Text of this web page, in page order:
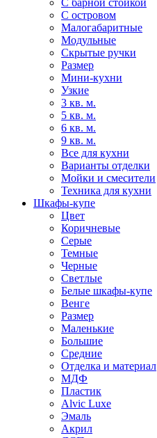
С барной стойкой
С островом
Малогабаритные
Модульные
Скрытые ручки
Размер
Мини-кухни
Узкие
3 кв. м.
5 кв. м.
6 кв. м.
9 кв. м.
Все для кухни
Варианты отделки
Мойки и смесители
Техника для кухни
Шкафы-купе
Цвет
Коричневые
Серые
Темные
Черные
Светлые
Белые шкафы-купе
Венге
Размер
Маленькие
Большие
Средние
Отделка и материал
МДФ
Пластик
Alvic Luxe
Эмаль
Акрил